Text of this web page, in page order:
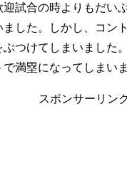
迎試合の時よりもだい
ました。しかし、コン
ぶつけてしまいました
満塁になってしまいま
スポンサーリン